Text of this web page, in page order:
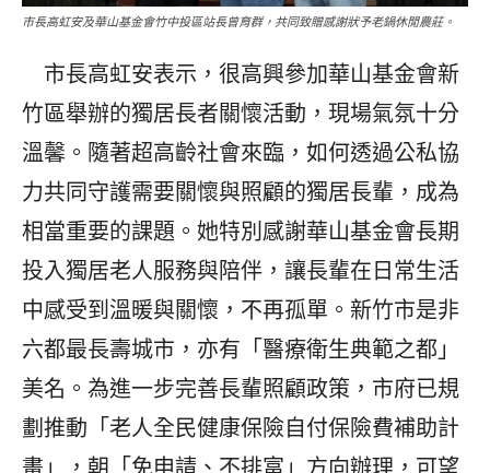
市長高虹安及華山基金會竹中投區站長曾育群，共同致贈感謝狀予老鍋休閒農莊。
市長高虹安表示，很高興參加華山基金會新
竹區舉辦的獨居長者關懷活動，現場氣氛十分
溫馨。隨著超高齡社會來臨，如何透過公私協
力共同守護需要關懷與照顧的獨居長輩，成為
相當重要的課題。她特別感謝華山基金會長期
投入獨居老人服務與陪伴，讓長輩在日常生活
中感受到溫暖與關懷，不再孤單。新竹市是非
六都最長壽城市，亦有「醫療衛生典範之都」
美名。為進一步完善長輩照顧政策，市府已規
劃推動「老人全民健康保險自付保險費補助計
畫」，朝「免申請、不排富」方向辦理，可望